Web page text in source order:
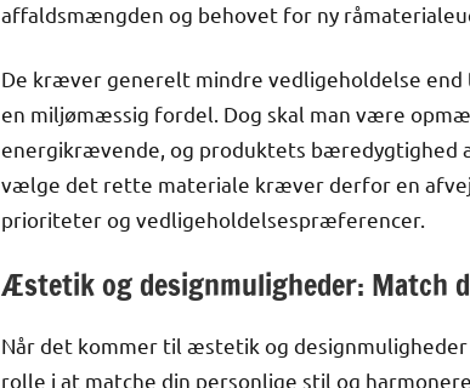
affaldsmængden og behovet for ny
De kræver generelt mindre vedligeholdelse
en miljømæssig fordel. Dog skal man være
energikrævende, og produktets bæredygtighed
vælge det rette materiale kræver derfor en
prioriteter og vedligeholdelsespræferencer.
Æstetik og designmuligheder: Match
Når det kommer til æstetik og
rolle i at matche din personlige stil og